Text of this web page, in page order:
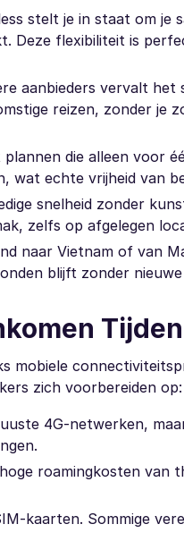
stelt je in staat om je
Deze flexibiliteit is
aanbieders vervalt het
reizen, zonder je
die alleen voor
wat echte vrijheid van
snelheid zonder
zelfs op afgelegen
naar Vietnam of van
blijft zonder
mobiele
zich voorbereiden op:
4G-netwerken,
roamingkosten van
kaarten. Sommige